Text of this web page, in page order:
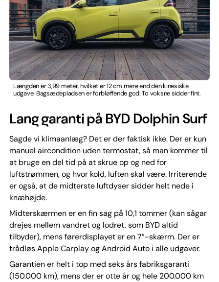
Længden er 3,99 meter, hvilket er 12 cm mere end den kinesiske
udgave. Bagsædepladsen er forbløffende god. To voksne sidder fint.
Lang garanti på BYD Dolphin Surf
Sagde vi klimaanlæg? Det er der faktisk ikke. Der er kun
manuel aircondition uden termostat, så man kommer til
at bruge en del tid på at skrue op og ned for
luftstrømmen, og hvor kold, luften skal være. Irriterende
er også, at de midterste luftdyser sidder helt nede i
knæhøjde.
Midterskærmen er en fin sag på 10,1 tommer (kan sågar
drejes mellem vandret og lodret, som BYD altid
tilbyder), mens førerdisplayet er en 7”-skærm. Der er
trådløs Apple Carplay og Android Auto i alle udgaver.
Garantien er helt i top med seks års fabriksgaranti
(150.000 km), mens der er otte år og hele 200.000 km